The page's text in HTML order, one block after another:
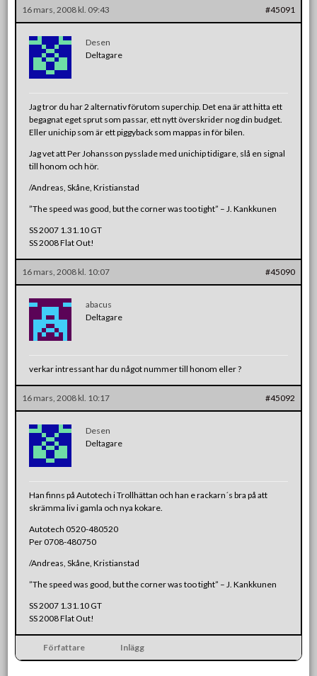
16 mars, 2008 kl. 09:43 #45091
Desen
Deltagare
Jag tror du har 2 alternativ förutom superchip. Det ena är att hitta ett
begagnat eget sprut som passar, ett nytt överskrider nog din budget.
Eller unichip som är ett piggyback som mappas in för bilen.
Jag vet att Per Johansson pysslade med unichip tidigare, slå en signal
till honom och hör.
/Andreas, Skåne, Kristianstad
”The speed was good, but the corner was too tight” – J. Kankkunen
SS 2007 1.31.10 GT
SS 2008 Flat Out!
16 mars, 2008 kl. 10:07 #45090
abacus
Deltagare
verkar intressant har du något nummer till honom eller ?
16 mars, 2008 kl. 10:17 #45092
Desen
Deltagare
Han finns på Autotech i Trollhättan och han e rackarn´s bra på att
skrämma liv i gamla och nya kokare.
Autotech 0520-480520
Per 0708-480750
/Andreas, Skåne, Kristianstad
”The speed was good, but the corner was too tight” – J. Kankkunen
SS 2007 1.31.10 GT
SS 2008 Flat Out!
Författare Inlägg